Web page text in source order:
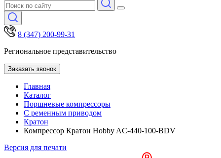
8 (347) 200-99-31
Региональное представительство
Заказать звонок
Главная
Каталог
Поршневые компрессоры
С ременным приводом
Кратон
Компрессор Кратон Hobby AC-440-100-BDV
Версия для печати